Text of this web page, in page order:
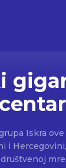
Iskra
i